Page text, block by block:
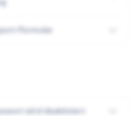
Formular
wird deaktiviert